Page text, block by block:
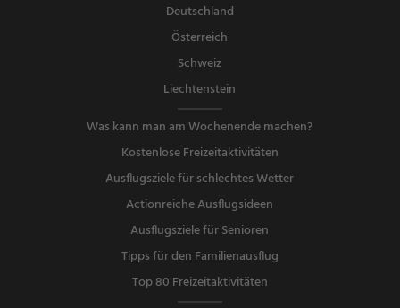
Deutschland
Österreich
Schweiz
Liechtenstein
Was kann man am Wochenende machen?
Kostenlose Freizeitaktivitäten
Ausflugsziele für schlechtes Wetter
Actionreiche Ausflugsideen
Ausflugsziele für Senioren
Tipps für den Familienausflug
Top 80 Freizeitaktivitäten